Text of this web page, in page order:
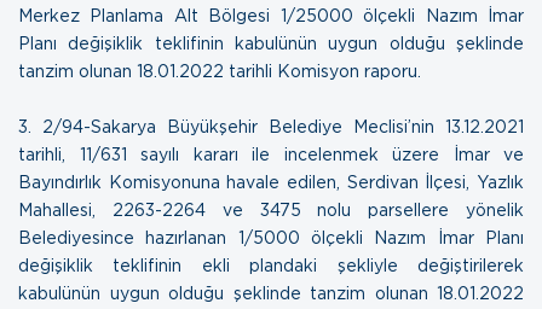
Merkez Planlama Alt Bölgesi 1/25000 ölçekli Nazım İmar
Planı değişiklik teklifinin kabulünün uygun olduğu şeklinde
tanzim olunan 18.01.2022 tarihli Komisyon raporu
3.
2/94-Sakarya Büyükşehir Belediye Meclisi’nin 13.12.2021
tarihli, 11/631 sayılı kararı ile incelenmek üzere İmar ve
Bayındırlık Komisyonuna havale edilen, Serdivan İlçesi, Yazlık
Mahallesi, 2263-2264 ve 3475 nolu parsellere yönelik
Belediyesince hazırlanan 1/5000 ölçekli Nazım İmar Planı
değişiklik teklifinin ekli plandaki şekliyle değiştirilerek
kabulünün uygun olduğu şeklinde tanzim olunan 18.01.2022